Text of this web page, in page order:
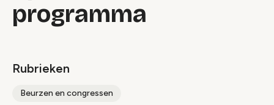
programma
Rubrieken
Beurzen en congressen